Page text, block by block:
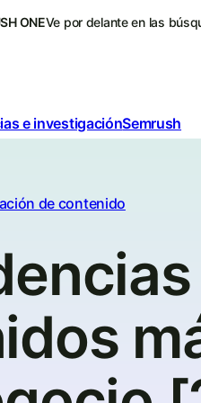
ONEVe por delante en las
e investigaciónSemrush
de contenido